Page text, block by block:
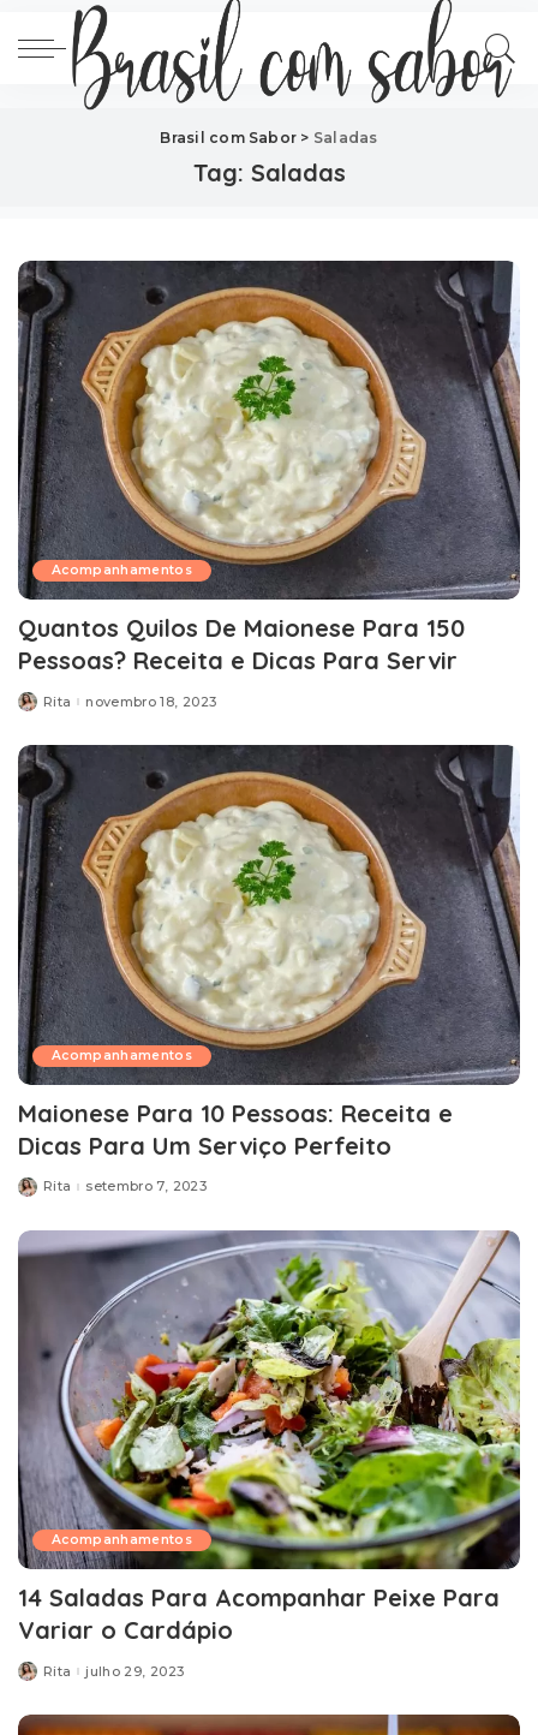
Brasil com Sabor > Saladas
Tag: Saladas
Acompanhamentos
Quantos Quilos De Maionese Para 150
Pessoas? Receita e Dicas Para Servir
Posted
Rita novembro 18, 2023
Acompanhamentos
Maionese Para 10 Pessoas: Receita e
Dicas Para Um Serviço Perfeito
Posted
Rita setembro 7, 2023
Acompanhamentos
14 Saladas Para Acompanhar Peixe Para
Variar o Cardápio
Posted
Rita julho 29, 2023